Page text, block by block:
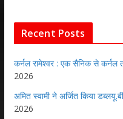
Recent Posts
कर्नल रामेश्वर : एक सैनिक से कर्नल
2026
अमित स्वामी ने अर्जित किया
2026